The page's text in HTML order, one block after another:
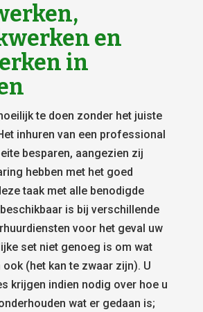
en
in
te doen zonder het juiste
inhuren van een professional
besparen, aangezien zij
hebben met het goed
taak met alle benodigde
is bij verschillende
voor het geval uw
set niet genoeg is om wat
(het kan te zwaar zijn). U
krijgen indien nodig over hoe u
wat er gedaan is;